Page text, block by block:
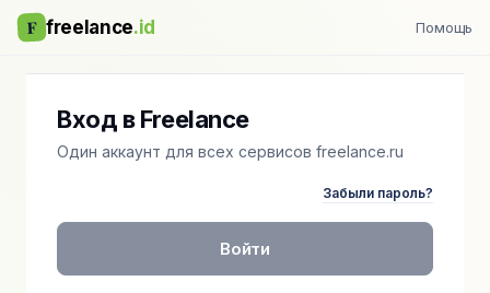
F freelance.id Помощь
Вход в Freelance
Один аккаунт для всех сервисов freelance.ru
Забыли пароль?
Войти